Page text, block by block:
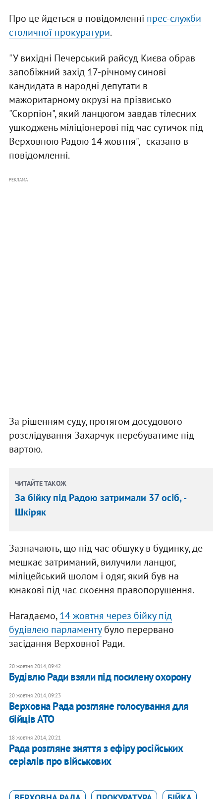
Про це йдеться в повідомленні прес-служби
столичної прокуратури.
"У вихідні Печерський райсуд Києва обрав
запобіжний захід 17-річному синові
кандидата в народні депутати в
мажоритарному окрузі на прізвисько
"Скорпіон", який ланцюгом завдав тілесних
ушкоджень міліціонерові під час сутичок під
Верховною Радою 14 жовтня", - сказано в
повідомленні.
РЕКЛАМА
За рішенням суду, протягом досудового
розслідування Захарчук перебуватиме під
вартою.
ЧИТАЙТЕ ТАКОЖ
За бійку під Радою затримали 37 осіб, -
Шкіряк
Зазначають, що під час обшуку в будинку, де
мешкає затриманий, вилучили ланцюг,
міліцейський шолом і одяг, який був на
юнакові під час скоєння правопорушення.
Нагадаємо,14 жовтня через бійку під
будівлею парламентубуло перервано
засідання Верховної Ради.
20 жовтня 2014, 09:42
Будівлю Ради взяли під посилену охорону
20 жовтня 2014, 09:23
Верховна Рада розгляне голосування для
бійців АТО
18 жовтня 2014, 20:21
Рада розгляне зняття з ефіру російських
серіалів про військових